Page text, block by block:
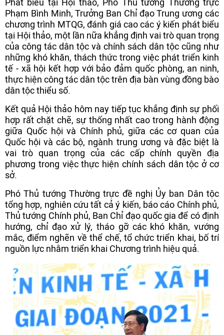
Phát biểu tại Hội thảo, Phó Thủ tướng Thường trực
Phạm Bình Minh, Trưởng Ban Chỉ đạo Trung ương các
chương trình MTQG, đánh giá cao các ý kiến phát biểu
tại Hội thảo, một lần nữa khẳng định vai trò quan trọng
của công tác dân tộc và chính sách dân tộc cũng như
những khó khăn, thách thức trong việc phát triển kinh
tế - xã hội kết hợp với bảo đảm quốc phòng, an ninh,
thực hiện công tác dân tộc trên địa bàn vùng đồng bào
dân tộc thiểu số.
Kết quả Hội thảo hôm nay tiếp tục khẳng định sự phối
hợp rất chặt chẽ, sự thống nhất cao trong hành động
giữa Quốc hội và Chính phủ, giữa các cơ quan của
Quốc hội và các bộ, ngành trung ương và đặc biệt là
vai trò quan trọng của các cấp chính quyền địa
phương trong việc thực hiện chính sách dân tộc ở cơ
sở.
Phó Thủ tướng Thường trực đề nghị Ủy ban Dân tộc
tổng hợp, nghiên cứu tất cả ý kiến, báo cáo Chính phủ,
Thủ tướng Chính phủ, Ban Chỉ đạo quốc gia để có định
hướng, chỉ đạo xử lý, tháo gỡ các khó khăn, vướng
mắc, điểm nghẽn về thể chế, tổ chức triển khai, bố trí
nguồn lực nhằm triển khai Chương trình hiệu quả.